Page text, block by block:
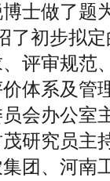
士做了题
了初步拟
评审规范
体系及管
办公室
研究员主
团、河南